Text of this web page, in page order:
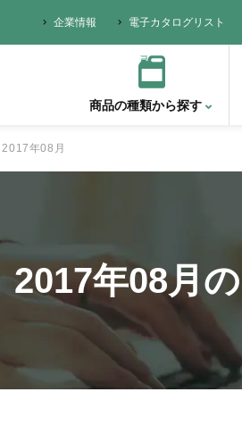
商品の種類から探す
企業情報 電子カタログリスト
2017年08月
2017年08月の